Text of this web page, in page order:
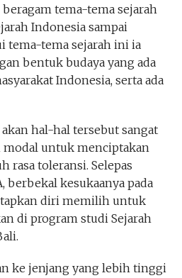
tema-tema sejarah
Indonesia sampai
tema-tema sejarah ini ia
bentuk budaya yang ada
Indonesia, serta ada
hal-hal tersebut sangat
untuk menciptakan
rasa toleransi. Selepas
berbekal kesukaanya pada
diri memilih untuk
di program studi Sejarah
ke jenjang yang lebih tinggi